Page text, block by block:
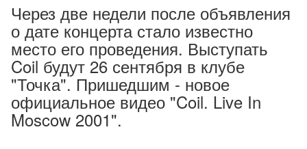
Через две недели после объявления
о дате концерта стало известно
место его проведения. Выступать
Coil будут 26 сентября в клубе
"Точка". Пришедшим - новое
официальное видео "Coil. Live In
Moscow 2001".